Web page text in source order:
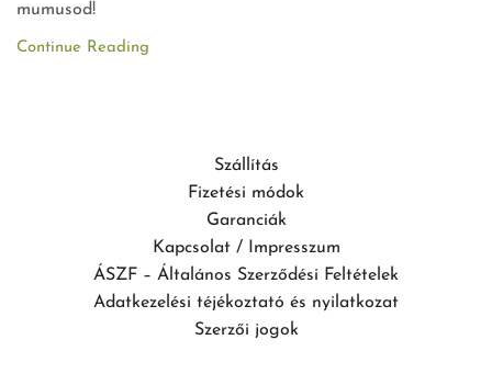
mumusod!
Continue Reading
Szállítás
Fizetési módok
Garanciák
Kapcsolat / Impresszum
ÁSZF – Általános Szerződési Feltételek
Adatkezelési téjékoztató és nyilatkozat
Szerzői jogok